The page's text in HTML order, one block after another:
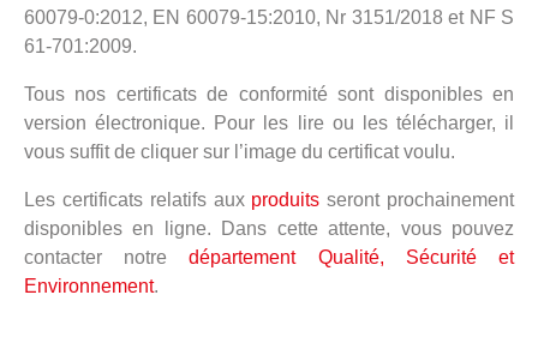
60079-0:2012, EN 60079-15:2010, Nr 3151/2018 et NF S
61-701:2009.
Tous nos certificats de conformité sont disponibles en
version électronique. Pour les lire ou les télécharger, il
vous suffit de cliquer sur l’image du certificat voulu.
Les certificats relatifs aux produits seront prochainement
disponibles en ligne. Dans cette attente, vous pouvez
contacter notredépartement Qualité, Sécurité et
Environnement.